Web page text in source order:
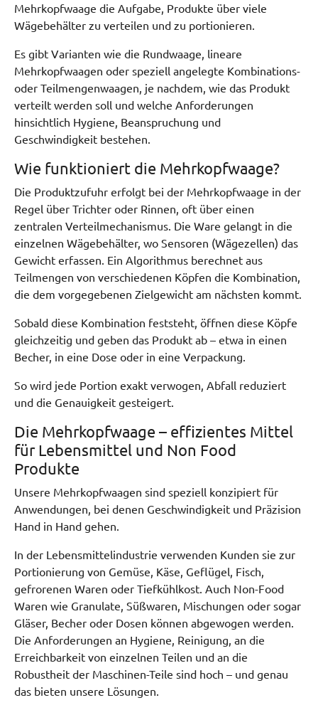
Mehrkopfwaage die Aufgabe, Produkte über viele
Wägebehälter zu verteilen und zu portionieren.
Es gibt Varianten wie die Rundwaage, lineare
Mehrkopfwaagen oder speziell angelegte Kombinations-
oder Teilmengenwaagen, je nachdem, wie das Produkt
verteilt werden soll und welche Anforderungen
hinsichtlich Hygiene, Beanspruchung und
Geschwindigkeit bestehen.
Wie funktioniert die Mehrkopfwaage?
Die Produktzufuhr erfolgt bei der Mehrkopfwaage in der
Regel über Trichter oder Rinnen, oft über einen
zentralen Verteilmechanismus. Die Ware gelangt in die
einzelnen Wägebehälter, wo Sensoren (Wägezellen) das
Gewicht erfassen. Ein Algorithmus berechnet aus
Teilmengen von verschiedenen Köpfen die Kombination,
die dem vorgegebenen Zielgewicht am nächsten kommt.
Sobald diese Kombination feststeht, öffnen diese Köpfe
gleichzeitig und geben das Produkt ab – etwa in einen
Becher, in eine Dose oder in eine Verpackung.
So wird jede Portion exakt verwogen, Abfall reduziert
und die Genauigkeit gesteigert.
Die Mehrkopfwaage – effizientes Mittel
für Lebensmittel und Non Food
Produkte
Unsere Mehrkopfwaagen sind speziell konzipiert für
Anwendungen, bei denen Geschwindigkeit und Präzision
Hand in Hand gehen.
In der Lebensmittelindustrie verwenden Kunden sie zur
Portionierung von Gemüse, Käse, Geflügel, Fisch,
gefrorenen Waren oder Tiefkühlkost. Auch Non-Food
Waren wie Granulate, Süßwaren, Mischungen oder sogar
Gläser, Becher oder Dosen können abgewogen werden.
Die Anforderungen an Hygiene, Reinigung, an die
Erreichbarkeit von einzelnen Teilen und an die
Robustheit der Maschinen-Teile sind hoch – und genau
das bieten unsere Lösungen.